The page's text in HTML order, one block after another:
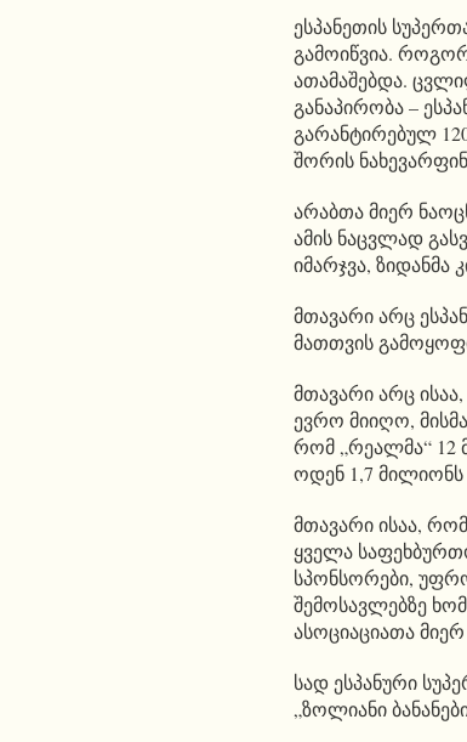
ესპანეთის
გამოიწვია.
ათამაშებდა.
განაპირობა –
გარანტირებულ
შორის
არაბთა მიერ
ამის ნაცვლად
იმარჯვა, ზიდანმა
მთავარი არც
მათთვის
მთავარი არც
ევრო მიიღო,
რომ „რეალმა“ 12
ოდენ 1,7
მთავარი ისაა,
ყველა
სპონსორები,
შემოსავლებზე
ასოციაციათა
სად ესპანური
„ზოლიანი